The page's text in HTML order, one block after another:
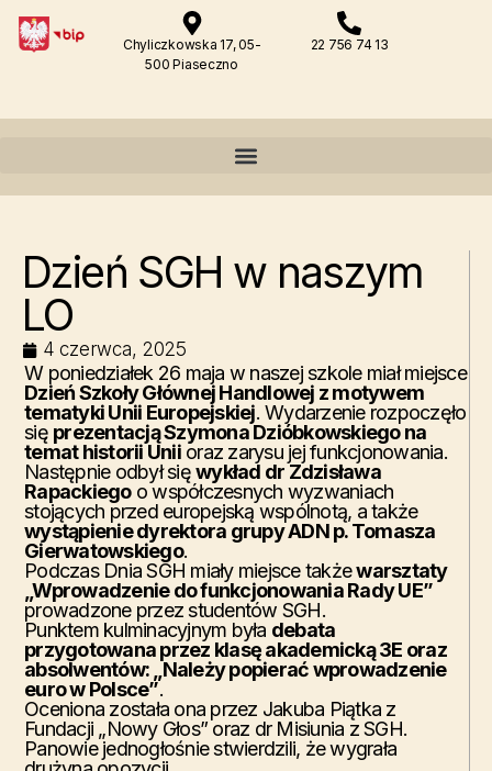
Chyliczkowska 17, 05-
500 Piaseczno
22 756 74 13
Dzień SGH w naszym
LO
4 czerwca, 2025
W poniedziałek 26 maja w naszej szkole miał miejsce
Dzień Szkoły Głównej Handlowej z motywem
tematyki Unii Europejskiej. Wydarzenie rozpoczęło
się prezentacją Szymona Dzióbkowskiego na
temat historii Uniioraz zarysu jej funkcjonowania.
Następnie odbył sięwykład dr Zdzisława
Rapackiegoo współczesnych wyzwaniach
stojących przed europejską wspólnotą, a także
wystąpienie dyrektora grupy ADN p. Tomasza
Gierwatowskiego.
Podczas Dnia SGH miały miejsce takżewarsztaty
„Wprowadzenie do funkcjonowania Rady UE”
prowadzone przez studentów SGH.
Punktem kulminacyjnym była debata
przygotowana przez klasę akademicką 3E oraz
absolwentów: „Należy popierać wprowadzenie
euro w Polsce”.
Oceniona została ona przez Jakuba Piątka z
Fundacji „Nowy Głos” oraz dr Misiunia z SGH.
Panowie jednogłośnie stwierdzili, że wygrała